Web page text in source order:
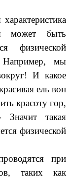
может быть
физической
Например, мы
И какое
ель вон
красоту гор,
Значит такая
физической
при
таких как